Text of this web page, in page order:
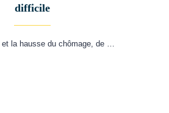
difficile
la hausse du chômage, de …